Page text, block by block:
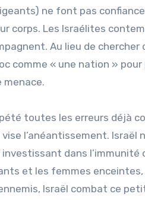
ne font pas
corps. Les Israélites
Au lieu de
comme « une nation »
toutes les erreurs déjà
l’anéantissement.
dans
et les femmes enceintes,
Israël combat ce